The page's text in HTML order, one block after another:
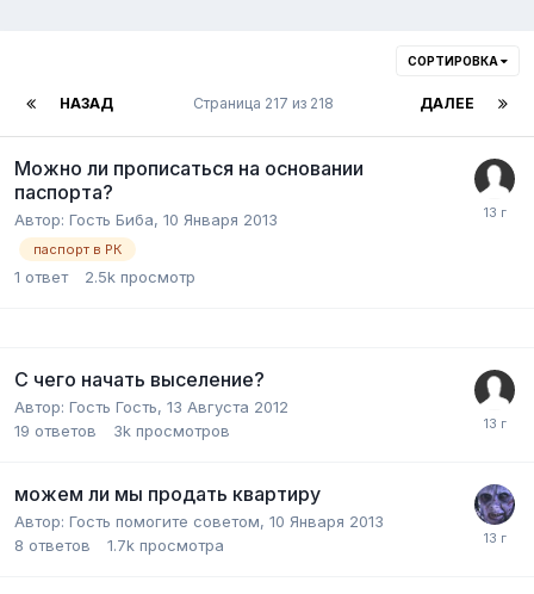
СОРТИРОВКА
НАЗАД ДАЛЕЕ
Страница 217 из 218
Можно ли прописаться на основании
паспорта?
Автор: Гость Биба, 10 Января 2013
паспорт в РК
1 ответ 2.5k просмотр
С чего начать выселение?
Автор: Гость Гость, 13 Августа 2012
19 ответов 3k просмотров
можем ли мы продать квартиру
Автор: Гость помогите советом, 10 Января 2013
8 ответов 1.7k просмотра